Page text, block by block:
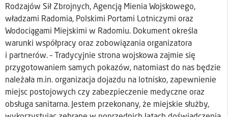
Rodzajów Sił Zbrojnych, Agencją Mienia Wojskowego,
władzami Radomia, Polskimi Portami Lotniczymi oraz
Wodociągami Miejskimi w Radomiu. Dokument określa
warunki współpracy oraz zobowiązania organizatora
i partnerów. – Tradycyjnie strona wojskowa zajmie się
przygotowaniem samych pokazów, natomiast do nas będzie
należała m.in. organizacja dojazdu na lotnisko, zapewnienie
miejsc postojowych czy zabezpieczenie medyczne oraz
obsługa sanitarna. Jestem przekonany, że miejskie służby,